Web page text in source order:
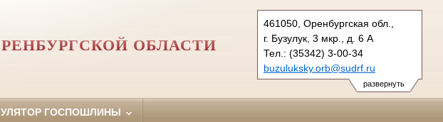
развернуть
461050, Оренбургская обл.,
г. Бузулук, 3 мкр., д. 6 А
Тел.: (35342) 3-00-34
buzuluksky.orb@sudrf.ru
ОБЛАСТИ
ГОСПОШЛИНЫ